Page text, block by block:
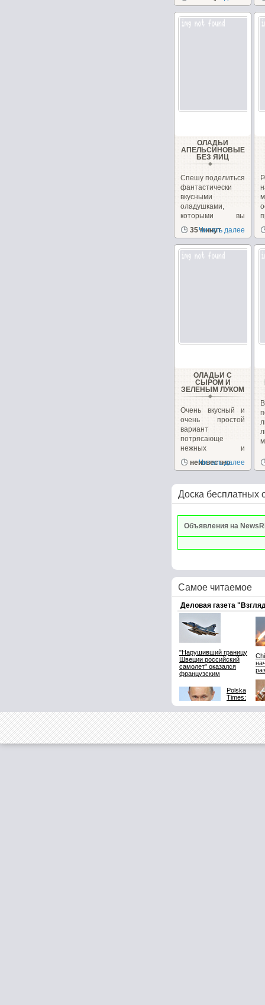
ОЛАДЬИ
АПЕЛЬСИНОВЫЕ
БЕЗ ЯИЦ
Спешу поделиться
фантастически
вкусными
оладушками,
которыми вы
можете
порадовать...
35 минут
Читать далее
ОЛАДЬИ С
СЫРОМ И
ЗЕЛЕНЫМ ЛУКОМ
Очень вкусный и
очень простой
вариант
потрясающе
нежных и
ароматных
оладушек....
неизвестно
Читать далее
Доска бесплатных
Объявления на
Самое читаемое